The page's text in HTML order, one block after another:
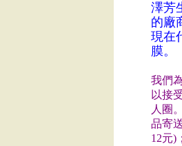
澤芳
的廠
現在
膜。
我們
以接
人圈
品寄
12元)；